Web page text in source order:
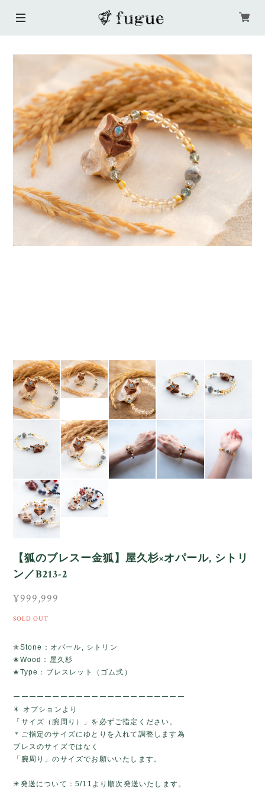
【狐のブレスー金狐】屋久杉×オパール, シトリ
ン／B213-2
¥999,999
SOLD OUT
✯Stone：オパール, シトリン
✬Wood：屋久杉
✬Type：ブレスレット（ゴム式）
ーーーーーーーーーーーーーーーーーーーーーー
✴️ オプションより
「サイズ（腕周り）」を必ずご指定ください。
＊ご指定のサイズにゆとりを入れて調整します為
ブレスのサイズではなく
「腕周り」のサイズでお願いいたします。
✴️発送について：5/11より順次発送いたします。